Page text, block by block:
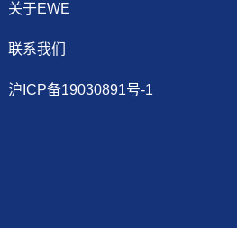
关于EWE
联系我们
沪ICP备19030891号-1